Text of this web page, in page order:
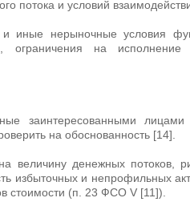
потока и условий
иные нерыночные условия
ограничения на исполнение
заинтересованными лицами
на обоснованность [14].
величину денежных потоков,
избыточных и непрофильных
стоимости (п. 23 ФСО V [11]).